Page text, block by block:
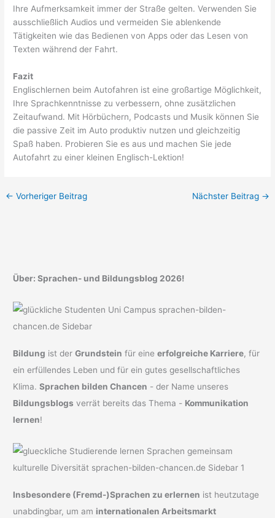
Ihre Aufmerksamkeit immer der Straße gelten. Verwenden Sie
ausschließlich Audios und vermeiden Sie ablenkende
Tätigkeiten wie das Bedienen von Apps oder das Lesen von
Texten während der Fahrt.
Fazit
Englischlernen beim Autofahren ist eine großartige Möglichkeit,
Ihre Sprachkenntnisse zu verbessern, ohne zusätzlichen
Zeitaufwand. Mit Hörbüchern, Podcasts und Musik können Sie
die passive Zeit im Auto produktiv nutzen und gleichzeitig
Spaß haben. Probieren Sie es aus und machen Sie jede
Autofahrt zu einer kleinen Englisch-Lektion!
← Vorheriger Beitrag Nächster Beitrag →
Über: Sprachen- und Bildungsblog 2026!
Bildung ist derGrundstein für eineerfolgreiche Karriere, für
ein erfüllendes Leben und für ein gutes gesellschaftliches
Klima.Sprachen bilden Chancen - der Name unseres
Bildungsblogs verrät bereits das Thema - Kommunikation
lernen!
Insbesondere (Fremd-)Sprachen zu erlernen ist heutzutage
unabdingbar, um am internationalen Arbeitsmarkt